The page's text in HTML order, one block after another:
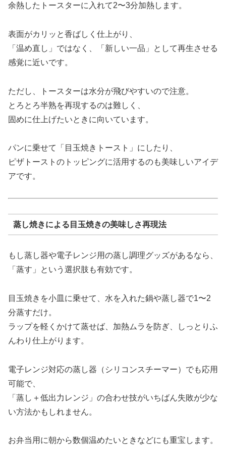
余熱したトースターに入れて2〜3分加熱します。
表面がカリッと香ばしく仕上がり、
「温め直し」ではなく、「新しい一品」として再生させる
感覚に近いです。
ただし、トースターは水分が飛びやすいので注意。
とろとろ半熟を再現するのは難しく、
固めに仕上げたいときに向いています。
パンに乗せて「目玉焼きトースト」にしたり、
ピザトーストのトッピングに活用するのも美味しいアイデ
アです。
蒸し焼きによる目玉焼きの美味しさ再現法
もし蒸し器や電子レンジ用の蒸し調理グッズがあるなら、
「蒸す」という選択肢も有効です。
目玉焼きを小皿に乗せて、水を入れた鍋や蒸し器で1〜2
分蒸すだけ。
ラップを軽くかけて蒸せば、加熱ムラを防ぎ、しっとりふ
んわり仕上がります。
電子レンジ対応の蒸し器（シリコンスチーマー）でも応用
可能で、
「蒸し＋低出力レンジ」の合わせ技がいちばん失敗が少な
い方法かもしれません。
お弁当用に朝から数個温めたいときなどにも重宝します。